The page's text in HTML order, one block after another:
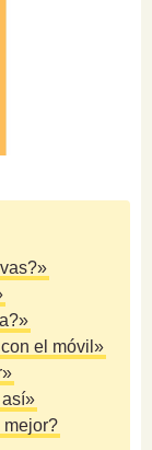
el móvil»
mejor?